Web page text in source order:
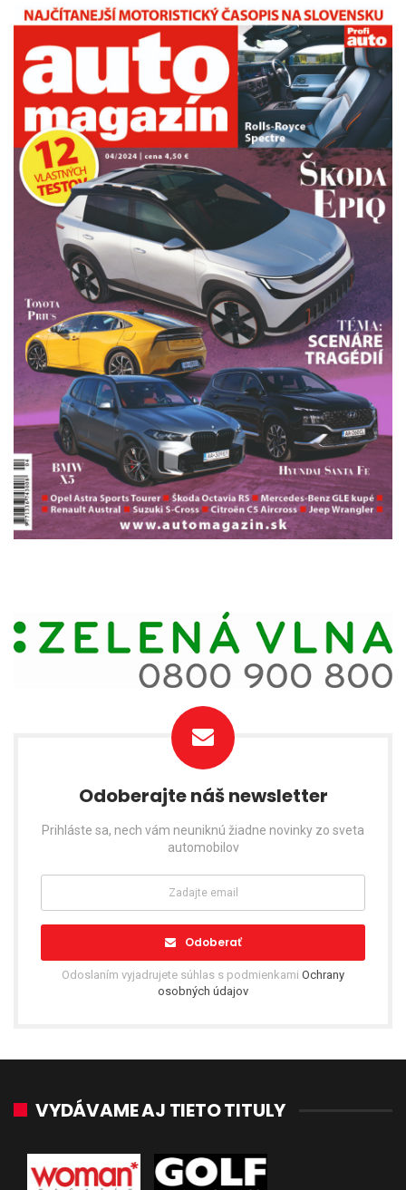
Odoberajte náš newsletter
Prihláste sa, nech vám neuniknú žiadne novinky zo sveta
automobilov
Odoberať
Odoslaním vyjadrujete súhlas s podmienkami Ochrany
osobných údajov
VYDÁVAME AJ TIETO TITULY